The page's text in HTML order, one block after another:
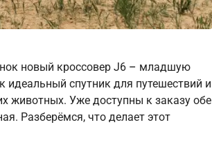
новый кроссовер J6 – младшую
идеальный спутник для путешествий и
животных. Уже доступны к заказу обе
Разберёмся, что делает этот